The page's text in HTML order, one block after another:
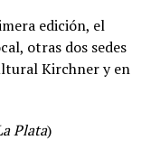
edición, el
otras dos sedes
Kirchner y en
Plata)